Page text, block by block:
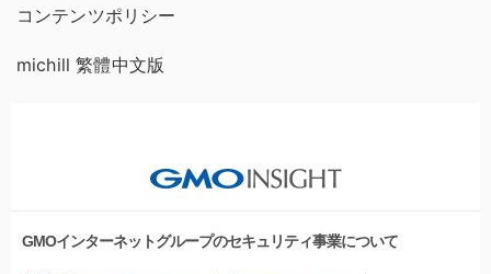
コンテンツポリシー
michill 繁體中文版
GMOインターネットグループのセキュリティ事業について